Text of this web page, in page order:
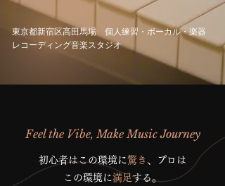
東京都新宿区高田馬場 個人練習・ボーカル・楽器
レコーディング音楽スタジオ
Feel the Vibe, Make Music Journey
初心者はこの環境に驚き 、プロは
この環境に満足する。